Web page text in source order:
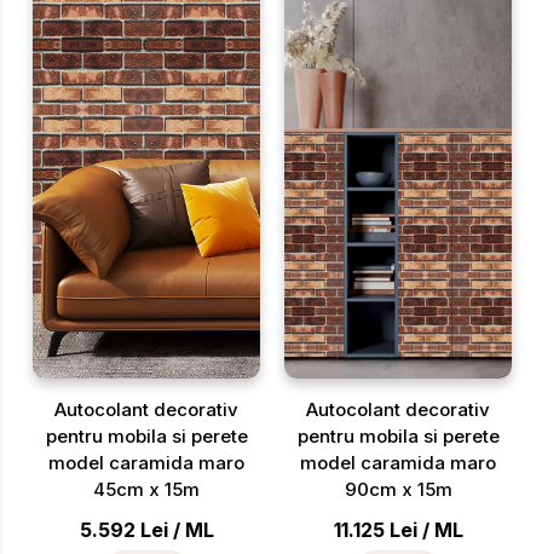
Autocolant decorativ
pentru mobila si perete
model caramida maro
45cm x 15m
5.592 Lei / ML
Autocolant decorativ
pentru mobila si perete
model caramida maro
90cm x 15m
11.125 Lei / ML